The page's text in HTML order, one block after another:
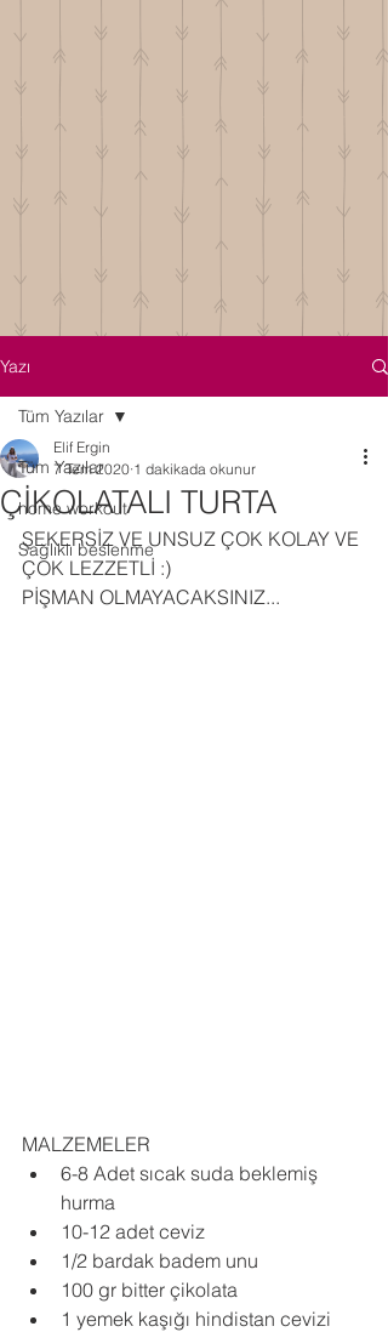
Yazı
Tüm Yazılar
home workout
Sağlıklı beslenme
Tüm Yazılar
ÇİKOLATALI TURTA
Elif Ergin
7 Tem 2020 1 dakikada okunur
ŞEKERSİZ VE UNSUZ ÇOK KOLAY VE
ÇOK LEZZETLİ :)
PİŞMAN OLMAYACAKSINIZ...
MALZEMELER
6-8 Adet sıcak suda beklemiş
hurma
10-12 adet ceviz
1/2 bardak badem unu
100 gr bitter çikolata
1 yemek kaşığı hindistan cevizi